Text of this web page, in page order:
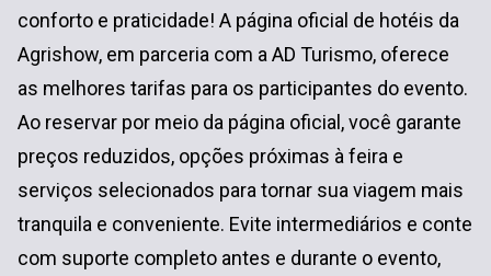
conforto e praticidade! A página oficial de hotéis da
Agrishow, em parceria com a AD Turismo, oferece
as melhores tarifas para os participantes do evento.
Ao reservar por meio da página oficial, você garante
preços reduzidos, opções próximas à feira e
serviços selecionados para tornar sua viagem mais
tranquila e conveniente. Evite intermediários e conte
com suporte completo antes e durante o evento,